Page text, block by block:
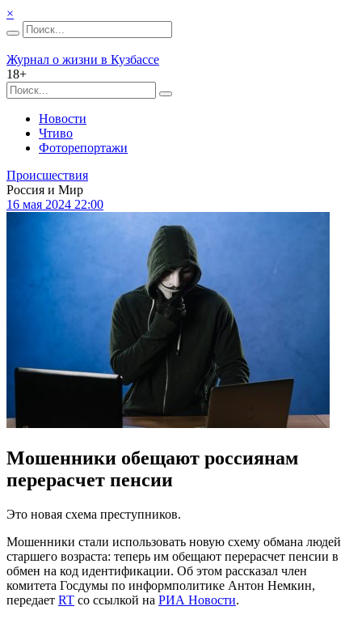
×
Журнал о жизни в Кузбассе
18+
Новости
Чтиво
Фоторепортажи
Происшествия
Россия и Мир
16 мая 2024 22:00
Мошенники обещают россиянам
перерасчет пенсии
Это новая схема преступников.
Мошенники стали использовать новую схему обмана людей
старшего возраста: теперь им обещают перерасчет пенсии в
обмен на код идентификации. Об этом рассказал член
комитета Госдумы по информполитике Антон Немкин,
передает RT со ссылкой на РИА Новости.